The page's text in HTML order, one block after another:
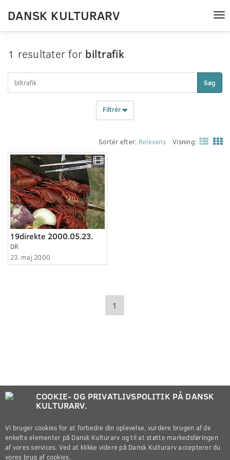
DANSK KULTURARV
1 resultater for biltrafik
Søg
Filtrér
Sortér efter: Relevans Visning:
19direkte 2000.05.23.
DR
23. maj 2000
1
COOKIE- OG PRIVATLIVSPOLITIK PÅ DANSK
KULTURARV.
Vi bruger cookies for at forbedre din oplevelse, vurdere brugen af de
enkelte elementer på Dansk Kulturarv og til at støtte markedsføringen
af vores services. Ved at klikke videre på Dansk Kulturarv accepterer du
vores brug af cookies.